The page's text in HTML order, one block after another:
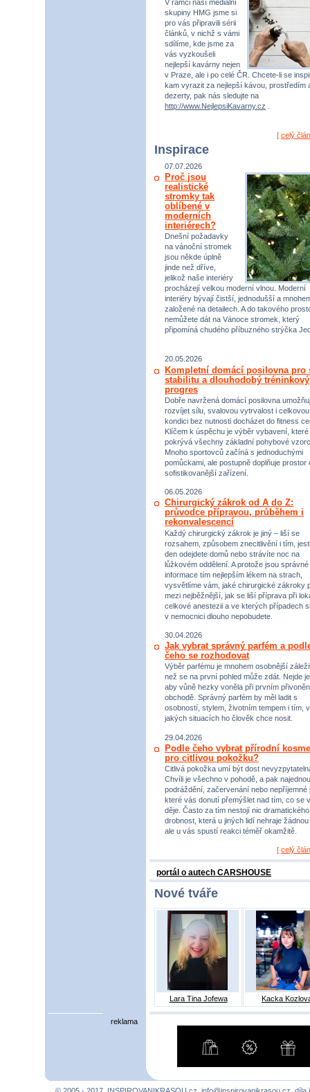
V rámci naší mediální
skupiny HMG jsme si
pro vás připravili sérii
článků, v nichž s vámi
sdílíme, kde jsme za
vás vyzkoušeli
nejlepší kavárny nejen
v Praze, ale i po celé ČR. Chcete-li se
kam vyrazit za nejlepší kávou, prostředím
dezerty, pak nás sledujte na
http://www.NejlepsiKavarny.cz
[ celý
Inspirace
07.07.2026
Proč jsou
realistické
stromky tak
oblíbené v
moderních
interiérech?
Dnešní požadavky
na vánoční stromek
jsou někde úplně
jinde než dříve,
jelikož naše interiéry
procházejí velkou moderní vlnou. Moderní
interiéry bývají čistší, jednodušší a
založené na detailech. A do takového
nemůžete dát na Vánoce stromek, který
připomíná chudého příbuzného strýčka
20.05.2026
Kompletní domácí posilovna pro
stabilitu a dlouhodobý tréninkový
progres
Dobře navržená domácí posilovna
rozvíjet sílu, svalovou vytrvalost i celkovou
kondici bez nutnosti docházet do fitness
Klíčem k úspěchu je výběr vybavení, které
pokrývá všechny základní pohybové
Mnoho sportovců začíná s jednoduchými
pomůckami, ale postupně doplňuje prostor
sofistikovanější zařízení.
06.05.2026
Chirurgický zákrok od A do Z:
průvodce přípravou, průběhem i
rekonvalescencí
Každý chirurgický zákrok je jiný – liší se
rozsahem, způsobem znecitlivění i tím,
den odejdete domů nebo strávíte noc na
lůžkovém oddělení. A protože jsou správné
informace tím nejlepším lékem na strach,
vysvětlíme vám, jaké chirurgické zákroky
mezi nejběžnější, jak se liší příprava při
celkové anestezii a ve kterých případech si
v nemocnici dlouho nepobudete.
30.04.2026
Jak vybrat správný parfém a
čeho se rozhodovat
Výběr parfému je mnohem osobnější
než se na první pohled může zdát. Nejde
aby vůně hezky voněla při prvním
obchodě. Správný parfém by měl ladit s
osobností, stylem, životním tempem i tím, v
jakých situacích ho člověk chce nosit.
29.04.2026
Podle čeho vybrat přírodní
pro citlivou pokožku?
Citlivá pokožka umí být dost
Chvíli je všechno v pohodě, a pak
podráždění, začervenání nebo nepříjemné
které vás donutí přemýšlet nad tím, co se
děje. Často za tím nestojí nic
drobnost, která u jiných lidí nehraje žádnou
ale u vás spustí reakci téměř okamžitě.
[ celý
portál o autech CARSHOUSE
Nové tváře
Lara Tina Jofewa Kacka
reklama